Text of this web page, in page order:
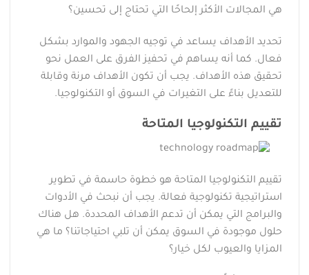
هي المجالات الأكثر إلحاحًا التي تحتاج إلى تحسين؟
تحديد الأهداف يساعد في توجيه الجهود والموارد بشكل
فعال. كما أنه يساهم في تحفيز الفرق على العمل نحو
تحقيق هذه الأهداف. يجب أن تكون الأهداف مرنة وقابلة
للتعديل بناءً على التغيرات في السوق أو التكنولوجيا.
تقييم التكنولوجيا المتاحة
تقييم التكنولوجيا المتاحة هو خطوة حاسمة في تطوير
استراتيجية تكنولوجية فعالة. يجب أن نبحث في الأدوات
والبرامج التي يمكن أن تدعم الأهداف المحددة. هل هناك
حلول موجودة في السوق يمكن أن تلبي احتياجاتنا؟ ما هي
المزايا والعيوب لكل خيار؟